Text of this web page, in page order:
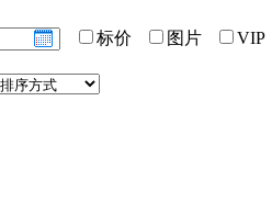
标价 图片
VIP